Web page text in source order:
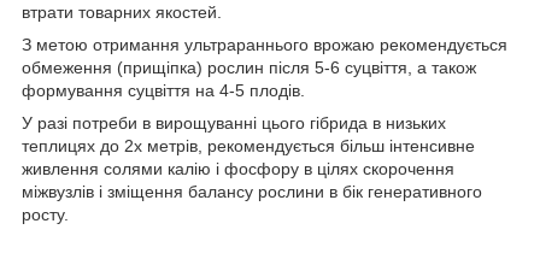
втрати товарних якостей.
З метою отримання ультрараннього врожаю рекомендується
обмеження (прищіпка) рослин після 5-6 суцвіття, а також
формування суцвіття на 4-5 плодів.
У разі потреби в вирощуванні цього гібрида в низьких
теплицях до 2х метрів, рекомендується більш інтенсивне
живлення солями калію і фосфору в цілях скорочення
міжвузлів і зміщення балансу рослини в бік генеративного
росту.